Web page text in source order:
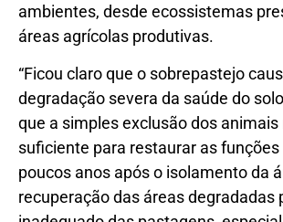
ambientes, desde ecossistemas
áreas agrícolas produtivas.
“Ficou claro que o sobrepastejo
degradação severa da saúde do
que a simples exclusão dos animais
suficiente para restaurar as funções
poucos anos após o isolamento da
recuperação das áreas degradadas